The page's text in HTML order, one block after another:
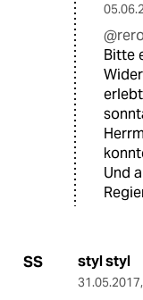
Bitte
Und
SS styl styl
31.05.2017,